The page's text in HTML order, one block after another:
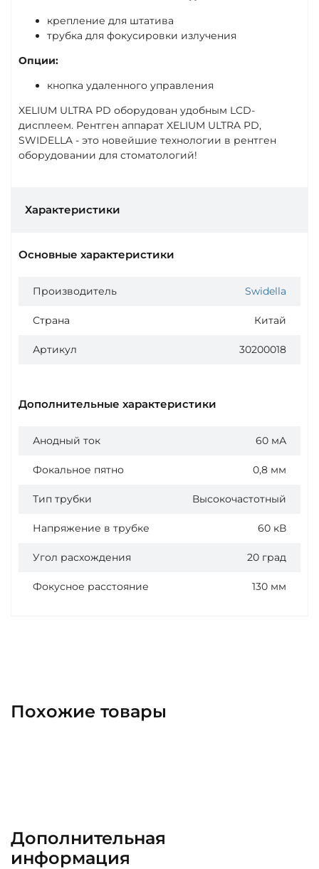
крепление для штатива
трубка для фокусировки излучения
Опции:
кнопка удаленного управления
XELIUM ULTRA PD оборудован удобным LCD-
дисплеем. Рентген аппарат XELIUM ULTRA PD,
SWIDELLA - это новейшие технологии в рентген
оборудовании для стоматологий!
Характеристики
Основные характеристики
Производитель Swidella
Страна Китай
Артикул 30200018
Дополнительные характеристики
Анодный ток 60 мА
Фокальное пятно 0,8 мм
Тип трубки Высокочастотный
Напряжение в трубке 60 кВ
Угол расхождения 20 град
Фокусное расстояние 130 мм
Похожие товары
Дополнительная
информация